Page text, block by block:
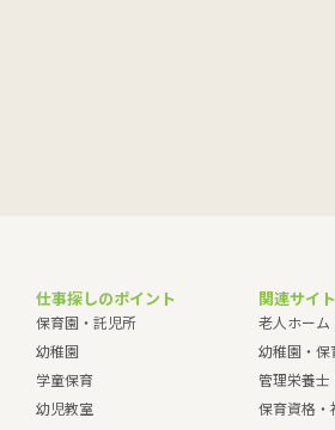
仕事探しのポイント
保育園・託児所
幼稚園
学童保育
幼児教室
関連サイト
老人ホーム
幼稚園・保
管理栄養士
保育資格・